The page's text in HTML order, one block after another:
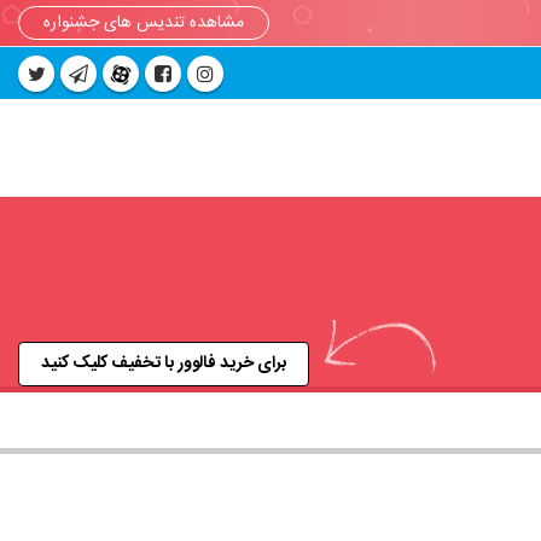
مشاهده تندیس های جشنواره
برای خرید فالوور با تخفیف کلیک کنید